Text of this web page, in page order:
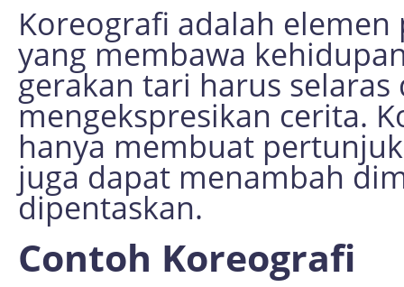
Koreografi adalah
yang membawa
gerakan tari harus
mengekspresikan cerita.
hanya membuat
juga dapat menambah
dipentaskan.
Contoh Koreografi